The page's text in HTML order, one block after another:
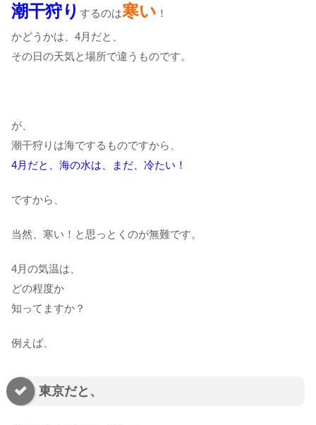
潮干狩り するのは寒い ！
かどうかは、4月だと、
その日の天気と場所で違うものです。
が、
潮干狩りは海でするものですから、
4月だと、海の水は、まだ、冷たい！
ですから、
当然、寒い！と思っとくのが無難です。
4月の気温は、
どの程度か
知ってますか？
例えば、
東京だと、